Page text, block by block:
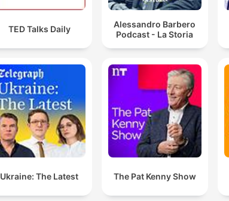
TED Talks Daily
Alessandro Barbero
Podcast - La Storia
Ukraine: The Latest The Pat Kenny Show